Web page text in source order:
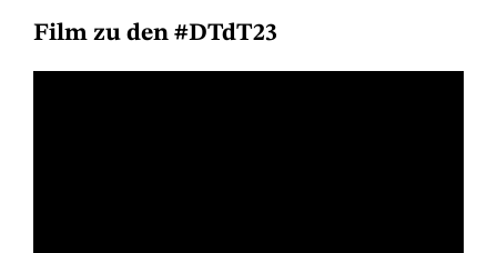
Film zu den #DTdT23